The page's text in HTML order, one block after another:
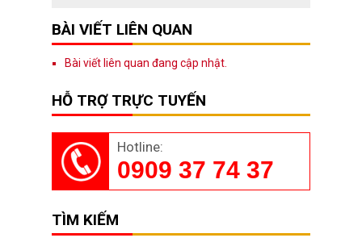
BÀI VIẾT LIÊN QUAN
Bài viết liên quan đang cập nhật.
HỖ TRỢ TRỰC TUYẾN
Hotline:
0909 37 74 37
TÌM KIẾM